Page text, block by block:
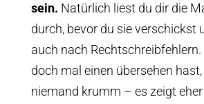
sein. Natürlich liest du dir die
durch, bevor du sie verschickst
auch nach Rechtschreibfehlern.
doch mal einen übersehen
niemand krumm – es zeigt